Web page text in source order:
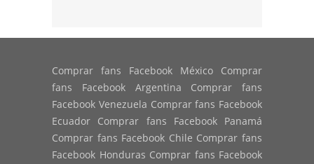
Comprar fans Facebook México Comprar
fans Facebook Argentina Comprar fans
Facebook Venezuela Comprar fans Facebook
Ecuador Comprar fans Facebook Panamá
Comprar fans Facebook Chile Comprar fans
Facebook Honduras Comprar fans Facebook